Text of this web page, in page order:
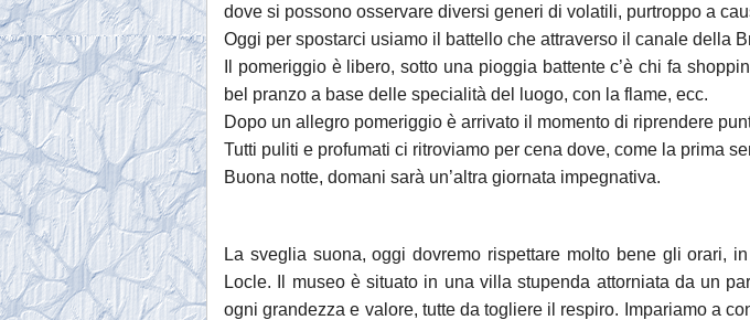
dove si possono osservare diversi generi di volatili, purtroppo a
Oggi per spostarci usiamo il battello che attraverso il canale della
Il pomeriggio è libero, sotto una pioggia battente c’è chi fa
bel pranzo a base delle specialità del luogo, con la flame, ecc.
Dopo un allegro pomeriggio è arrivato il momento di riprendere
Tutti puliti e profumati ci ritroviamo per cena dove, come la prima
Buona notte, domani sarà un’altra giornata impegnativa.
La sveglia suona, oggi dovremo rispettare molto bene gli orari,
Locle. Il museo è situato in una villa stupenda attorniata da un
ogni grandezza e valore, tutte da togliere il respiro. Impariamo a